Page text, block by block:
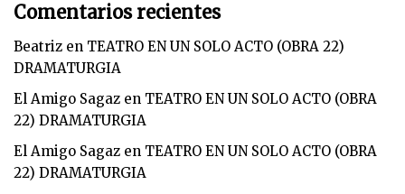
Comentarios recientes
Beatriz en TEATRO EN UN SOLO ACTO (OBRA 22)
DRAMATURGIA
El Amigo Sagaz en TEATRO EN UN SOLO ACTO (OBRA
22) DRAMATURGIA
El Amigo Sagaz en TEATRO EN UN SOLO ACTO (OBRA
22) DRAMATURGIA